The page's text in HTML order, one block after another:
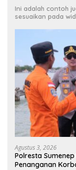
Ini adalah contoh
sesuaikan pada
Agustus 3, 2026
Polresta
Penanganan